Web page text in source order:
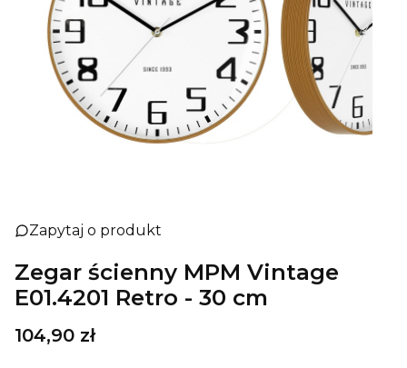
Zapytaj o produkt
Zegar ścienny MPM Vintage
E01.4201 Retro - 30 cm
Cena
104,90 zł